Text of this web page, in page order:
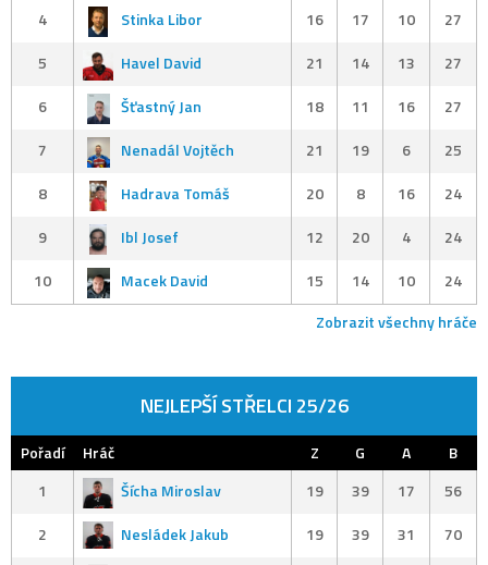
4
Stinka Libor 16 17 10
27
5
Havel David 21 14 13
27
6
Šťastný Jan 18 11 16
27
7
Nenadál Vojtěch 21 19 6
25
8
Hadrava Tomáš 20 8 16
24
9
Ibl Josef 12 20 4
24
10
Macek David 15 14 10
24
Zobrazit všechny hráče
NEJLEPŠÍ STŘELCI 25/26
Pořadí Hráč Z G A
B
1
Šícha Miroslav 19 39 17
56
2
Nesládek Jakub 19 39 31
70